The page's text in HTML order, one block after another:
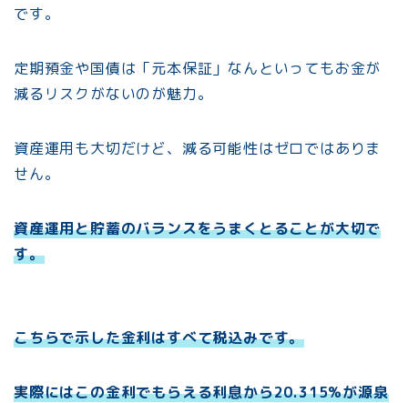
です。
定期預金や国債は「元本保証」なんといってもお金が
減るリスクがないのが魅力。
資産運用も大切だけど、減る可能性はゼロではありま
せん。
資産運用と貯蓄のバランスをうまくとることが大切で
す。
こちらで示した金利はすべて税込みです。
実際にはこの金利でもらえる利息から20.315%が源泉